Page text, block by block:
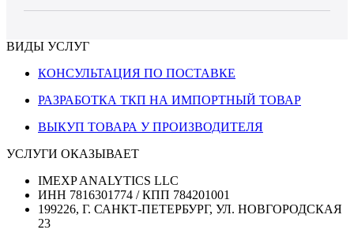
ВИДЫ УСЛУГ
КОНСУЛЬТАЦИЯ ПО ПОСТАВКЕ
РАЗРАБОТКА ТКП НА ИМПОРТНЫЙ ТОВАР
ВЫКУП ТОВАРА У ПРОИЗВОДИТЕЛЯ
УСЛУГИ ОКАЗЫВАЕТ
IMEXP ANALYTICS LLC
ИНН 7816301774 / КПП 784201001
199226, Г. САНКТ-ПЕТЕРБУРГ, УЛ. НОВГОРОДСКАЯ
23